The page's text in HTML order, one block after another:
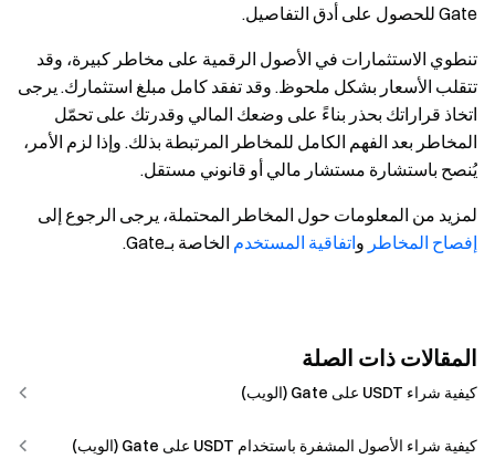
Gate للحصول على أدق التفاصيل.
تنطوي الاستثمارات في الأصول الرقمية على مخاطر كبيرة، وقد
تتقلب الأسعار بشكل ملحوظ. وقد تفقد كامل مبلغ استثمارك. يرجى
اتخاذ قراراتك بحذر بناءً على وضعك المالي وقدرتك على تحمّل
المخاطر بعد الفهم الكامل للمخاطر المرتبطة بذلك. وإذا لزم الأمر،
يُنصح باستشارة مستشار مالي أو قانوني مستقل.
لمزيد من المعلومات حول المخاطر المحتملة، يرجى الرجوع إلى
إفصاح المخاطر واتفاقية المستخدم الخاصة بـGate.
المقالات ذات الصلة
كيفية شراء USDT على Gate (الويب)
كيفية شراء الأصول المشفرة باستخدام USDT على Gate (الويب)